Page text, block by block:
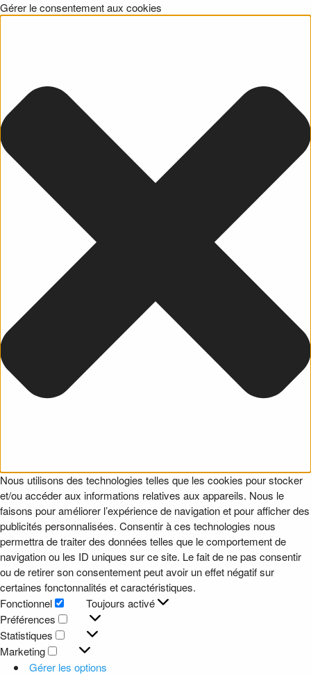
Gérer le consentement aux cookies
Nous utilisons des technologies telles que les cookies pour stocker
et/ou accéder aux informations relatives aux appareils. Nous le
faisons pour améliorer l’expérience de navigation et pour afficher des
publicités personnalisées. Consentir à ces technologies nous
permettra de traiter des données telles que le comportement de
navigation ou les ID uniques sur ce site. Le fait de ne pas consentir
ou de retirer son consentement peut avoir un effet négatif sur
certaines fonctonnalités et caractéristiques.
Fonctionnel
Fonctionnel
Toujours activé
Préférences
Préférences
Statistiques
Statistiques
Marketing
Marketing
Gérer les options